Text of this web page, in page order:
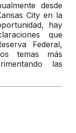
desde
City en la
hay
que
Federal,
temas más
las